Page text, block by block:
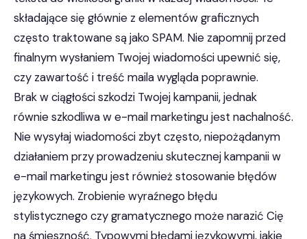
składające się głównie z elementów graficznych
często traktowane są jako SPAM. Nie zapomnij przed
finalnym wysłaniem Twojej wiadomości upewnić się,
czy zawartość i treść maila wygląda poprawnie.
Brak w ciągłości szkodzi Twojej kampanii, jednak
równie szkodliwa w e-mail marketingu jest nachalność.
Nie wysyłaj wiadomości zbyt często, niepożądanym
działaniem przy prowadzeniu skutecznej kampanii w
e-mail marketingu jest również stosowanie błędów
językowych. Zrobienie wyraźnego błędu
stylistycznego czy gramatycznego może narazić Cię
na śmieszność. Typowymi błędami językowymi, jakie